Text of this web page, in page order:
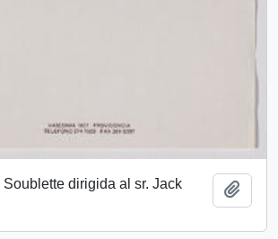
dirigida al sr. Jack